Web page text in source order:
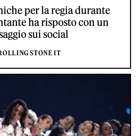
per la regia durante
ha risposto con un
sui social
STONE IT